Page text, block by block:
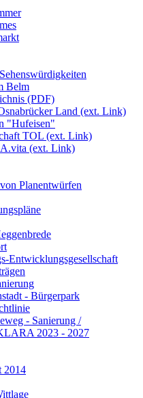
Belm
(PDF)
Land (ext. Link)
"Hufeisen"
TOL (ext. Link)
(ext. Link)
Planentwürfen
Entwicklungsgesellschaft
- Bürgerpark
- Sanierung /
2023 - 2027
2014